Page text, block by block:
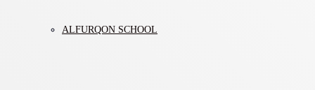
ALFURQON SCHOOL